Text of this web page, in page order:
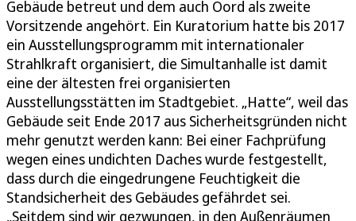
Gebäude betreut und dem auch Oord als zweite
Vorsitzende angehört. Ein Kuratorium hatte bis 2017
ein Ausstellungsprogramm mit internationaler
Strahlkraft organisiert, die Simultanhalle ist damit
eine der ältesten frei organisierten
Ausstellungsstätten im Stadtgebiet. „Hatte“, weil das
Gebäude seit Ende 2017 aus Sicherheitsgründen nicht
mehr genutzt werden kann: Bei einer Fachprüfung
wegen eines undichten Daches wurde festgestellt,
dass durch die eingedrungene Feuchtigkeit die
Standsicherheit des Gebäudes gefährdet sei.
„Seitdem sind wir gezwungen, in den Außenräumen